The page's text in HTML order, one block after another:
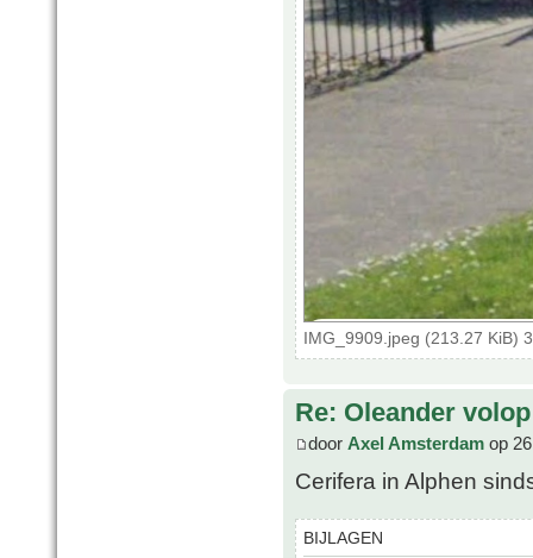
IMG_9909.jpeg (213.27 KiB)
Re: Oleander
door Axel Amsterdam op
Cerifera in Alphen
BIJLAGEN